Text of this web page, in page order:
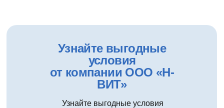
Узнайте выгодные
условия
от компании ООО «Н-
ВИТ»
Узнайте выгодные условия